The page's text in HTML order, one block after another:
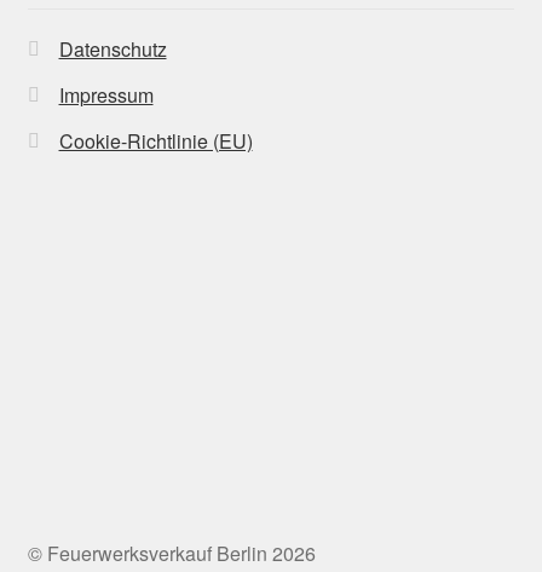
Datenschutz
Impressum
Cookie-Richtlinie (EU)
© Feuerwerksverkauf Berlin 2026